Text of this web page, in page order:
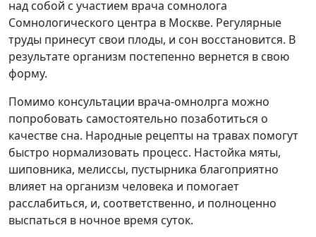
над собой с участием врача сомнолога
Сомнологического центра в Москве. Регулярные
труды принесут свои плоды, и сон восстановится. В
результате организм постепенно вернется в свою
форму.
Помимо консультации врача-омнолрга можно
попробовать самостоятельно позаботиться о
качестве сна. Народные рецепты на травах помогут
быстро нормализовать процесс. Настойка мяты,
шиповника, мелиссы, пустырника благоприятно
влияет на организм человека и помогает
расслабиться, и, соответственно, и полноценно
выспаться в ночное время суток.